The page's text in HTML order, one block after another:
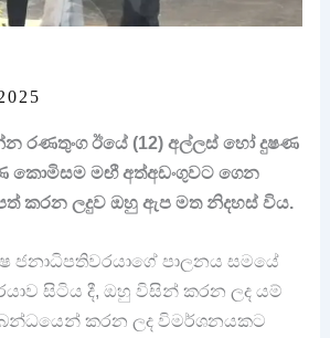
රණතුංග ඊයේ (12) අල්ලස් හෝ දුෂණ
කොමිසම මඟී අත්අඩංගුවට ගෙන
කරන ලදුව ඔහු ඇප මත නිදහස් විය.
ජනාධිපතිවරයාගේ පාලනය සමයේ
සිටිය දී, ඔහු විසින් කරන ලද යම්
කරන ලද විමර්ශනයකට